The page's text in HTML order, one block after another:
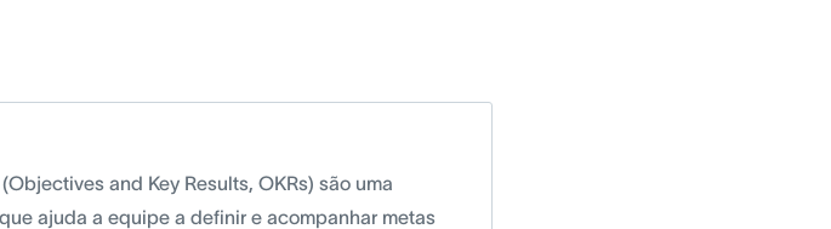
and Key Results, OKRs) são uma
ajuda a equipe a definir e acompanhar metas